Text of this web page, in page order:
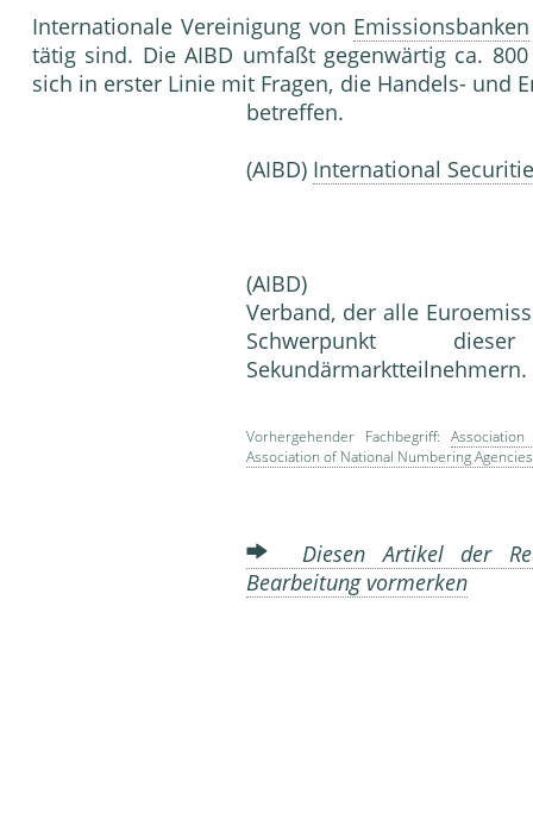
Internationale Vereinigung von Emissionsbanken
tätig sind. Die AIBD umfaßt gegenwärtig ca.
sich in erster Linie mit Fragen, die Handels- und
betreffen.
(AIBD) International
(AIBD)
Verband, der alle
Schwerpunkt
Sekundärmarktteilnehmern.
Vorhergehender Fachbegriff:
Association of National Numbering Agencies
Diesen Artikel der
Bearbeitung vormerken